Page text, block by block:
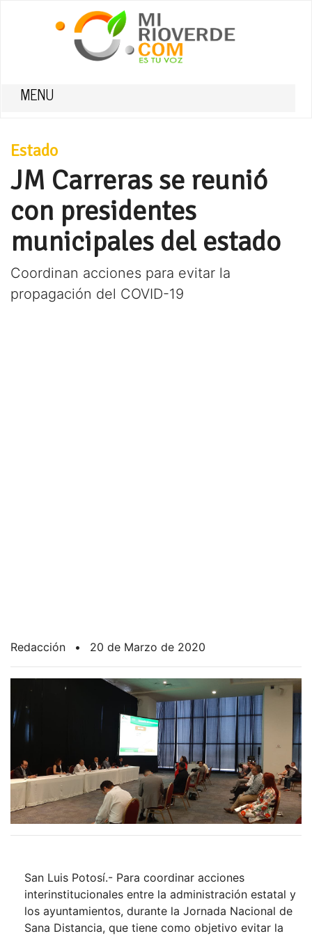
MENU
Estado
JM Carreras se reunió
con presidentes
municipales del estado
Coordinan acciones para evitar la
propagación del COVID-19
Redacción • 20 de Marzo de 2020
San Luis Potosí.- Para coordinar acciones
interinstitucionales entre la administración estatal y
los ayuntamientos, durante la Jornada Nacional de
Sana Distancia, que tiene como objetivo evitar la